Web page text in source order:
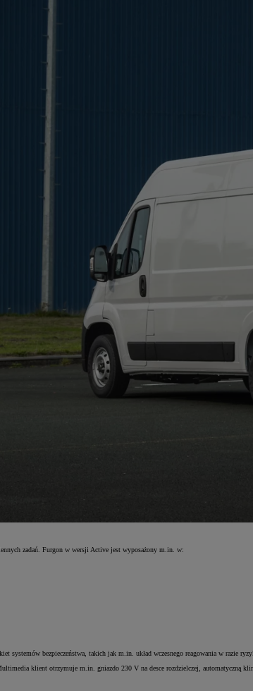
zadań. Furgon w wersji Active jest wyposażony m.in. w:
bezpieczeństwa, takich jak m.in. układ wczesnego reagowania w razie
klient otrzymuje m.in. gniazdo 230 V na desce rozdzielczej,